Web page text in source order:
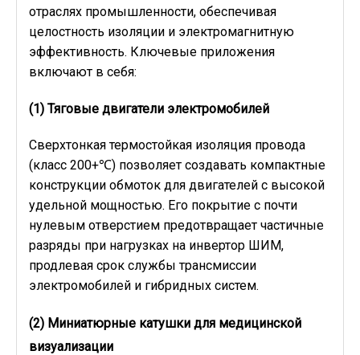
отраслях промышленности, обеспечивая
целостность изоляции и электромагнитную
эффективность. Ключевые приложения
включают в себя:
(1) Тяговые двигатели электромобилей
Сверхтонкая термостойкая изоляция провода
(класс 200+℃) позволяет создавать компактные
конструкции обмоток для двигателей с высокой
удельной мощностью. Его покрытие с почти
нулевым отверстием предотвращает частичные
разряды при нагрузках на инвертор ШИМ,
продлевая срок службы трансмиссии
электромобилей и гибридных систем.
(2) Миниатюрные катушки для медицинской
визуализации